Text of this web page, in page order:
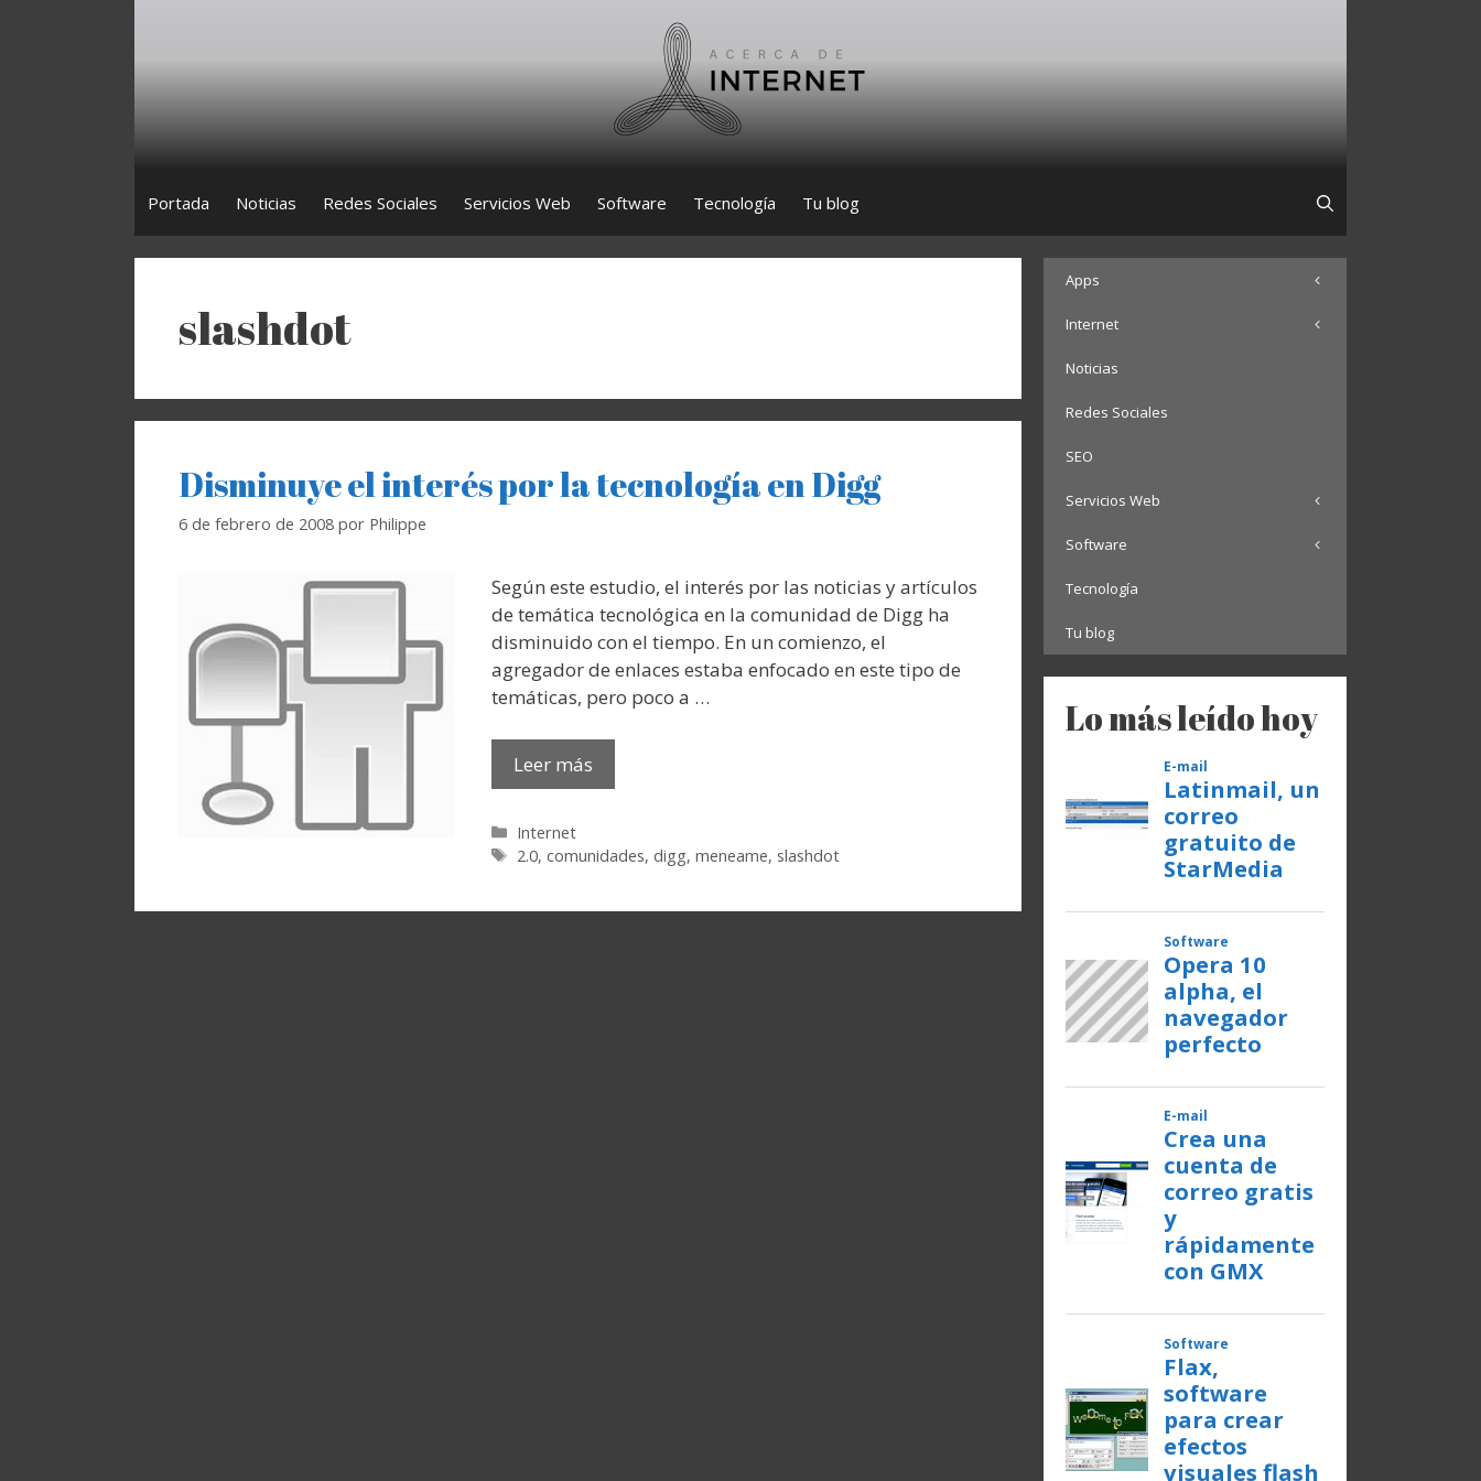
Portada Noticias Redes Sociales Servicios Web Software Tecnología Tu blog
slashdot
Disminuye el interés por la tecnología en Digg
6 de febrero de 2008 por Philippe
Según este estudio, el interés por las noticias y artículos
de temática tecnológica en la comunidad de Digg ha
disminuido con el tiempo. En un comienzo, el
agregador de enlaces estaba enfocado en este tipo de
temáticas, pero poco a …
Leer más
Categorías
Internet
Etiquetas
2.0,comunidades,digg,meneame, slashdot
Apps
Internet
Noticias
Redes Sociales
SEO
Servicios Web
Software
Tecnología
Tu blog
Lo más leído hoy